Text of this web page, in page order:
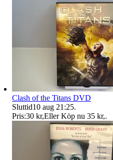
Clash of the Titans DVD
Sluttid10 aug 21:25.
Pris:30 kr,Eller Köp nu 35 kr,.